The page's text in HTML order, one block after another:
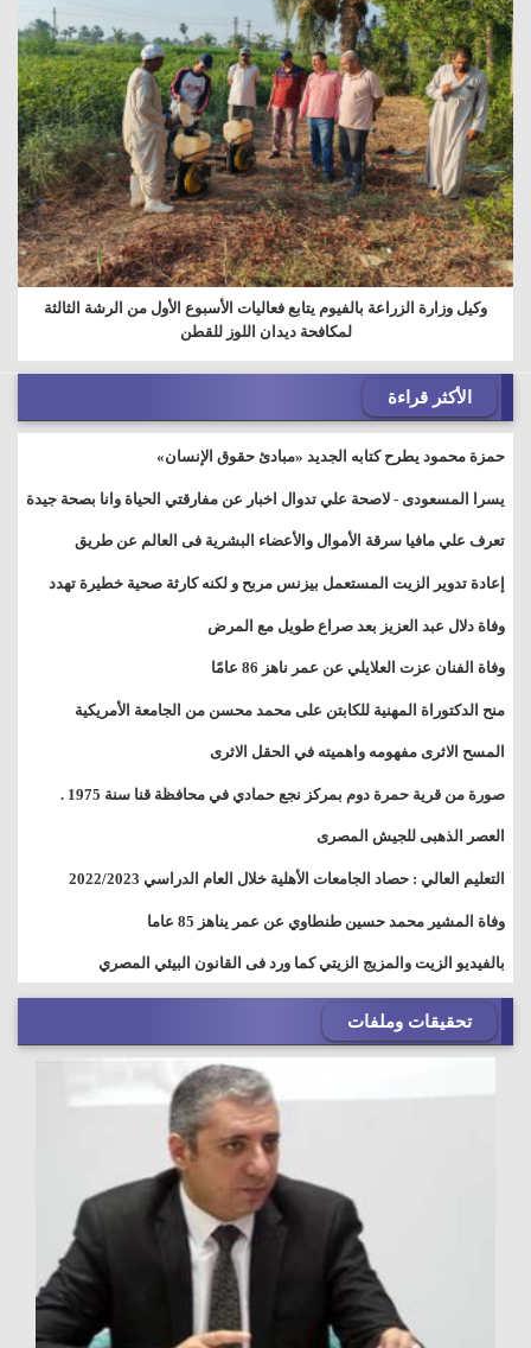
وكيل وزارة الزراعة بالفيوم يتابع فعاليات الأسبوع الأول من الرشة الثالثة
لمكافحة ديدان اللوز للقطن
الأكثر قراءة
حمزة محمود يطرح كتابه الجديد «مبادئ حقوق الإنسان»
يسرا المسعودى - لاصحة علي تدوال اخبار عن مفارقتي الحياة وانا بصحة جيدة
تعرف علي مافيا سرقة الأموال والأعضاء البشرية فى العالم عن طريق
إعادة تدوير الزيت المستعمل بيزنس مربح و لكنه كارثة صحية خطيرة تهدد
وفاة دلال عبد العزيز بعد صراع طويل مع المرض
وفاة الفنان عزت العلايلي عن عمر ناهز 86 عامًا
منح الدكتوراة المهنية للكابتن على محمد محسن من الجامعة الأمريكية
المسح الاثرى مفهومه واهميته في الحقل الاثرى
صورة من قرية حمرة دوم بمركز نجع حمادي في محافظة قنا سنة 1975 .
العصر الذهبى للجيش المصرى
التعليم العالي : حصاد الجامعات الأهلية خلال العام الدراسي 2022/2023
وفاة المشير محمد حسين طنطاوي عن عمر يناهز 85 عاما
بالفيديو الزيت والمزيج الزيتي كما ورد فى القانون البيئي المصري
تحقيقات وملفات